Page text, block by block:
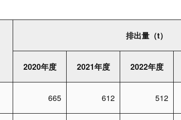
排出量（t）
2020年度 2021年度 2022年度
665 612 512